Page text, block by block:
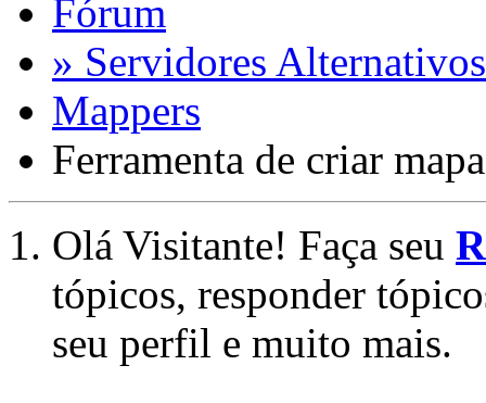
Fórum
» Servidores
Mappers
Ferramenta de criar
Olá Visitante! Faça seu
tópicos, responder
seu perfil e muito mais.